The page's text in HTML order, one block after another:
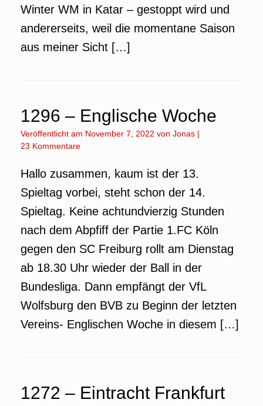
Winter WM in Katar – gestoppt wird und
andererseits, weil die momentane Saison
aus meiner Sicht […]
1296 – Englische Woche
Veröffentlicht am November 7, 2022 von Jonas |
23 Kommentare
Hallo zusammen, kaum ist der 13.
Spieltag vorbei, steht schon der 14.
Spieltag. Keine achtundvierzig Stunden
nach dem Abpfiff der Partie 1.FC Köln
gegen den SC Freiburg rollt am Dienstag
ab 18.30 Uhr wieder der Ball in der
Bundesliga. Dann empfängt der VfL
Wolfsburg den BVB zu Beginn der letzten
Vereins- Englischen Woche in diesem […]
1272 – Eintracht Frankfurt